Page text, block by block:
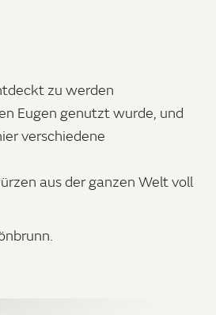
zu werden
Eugen genutzt wurde, und
verschiedene
aus der ganzen Welt voll